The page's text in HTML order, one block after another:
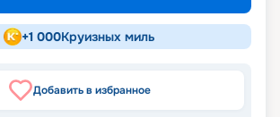
+1 000Круизных миль
Добавить в избранное